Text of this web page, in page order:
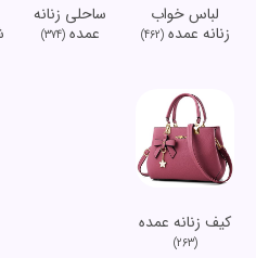
لباس خواب
زنانه عمده(462)
ساحلی زنانه
عمده(374)
کیف زنانه عمده
(263)